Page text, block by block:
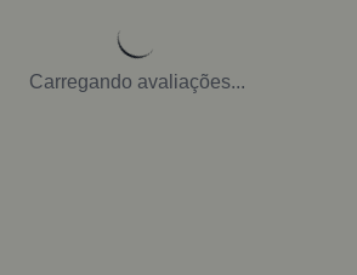
Carregando avaliações...